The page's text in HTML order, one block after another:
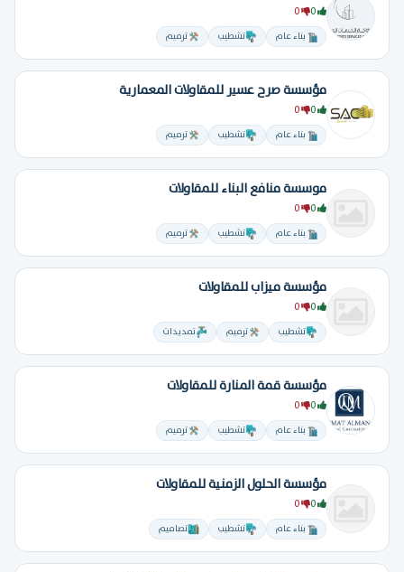
بناء عام تشطيب ترميم
مؤسسة صرح عسير للمقاولات المعمارية
بناء عام تشطيب ترميم
موسسة منافع البناء للمقاولات
بناء عام تشطيب ترميم
مؤسسة ميزاب للمقاولات
تشطيب ترميم تمديدات
مؤسسة قمة المنارة للمقاولات
بناء عام تشطيب ترميم
مؤسسة الحلول الزمنية للمقاولات
بناء عام تشطيب تصاميم